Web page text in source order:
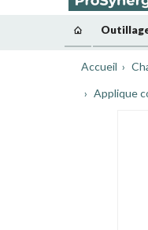
Accueil
Applique